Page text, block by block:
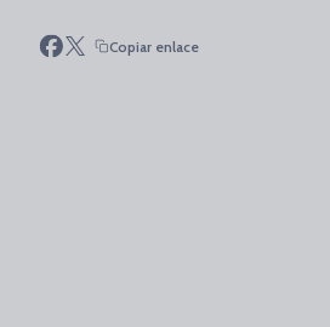
Copiar enlace